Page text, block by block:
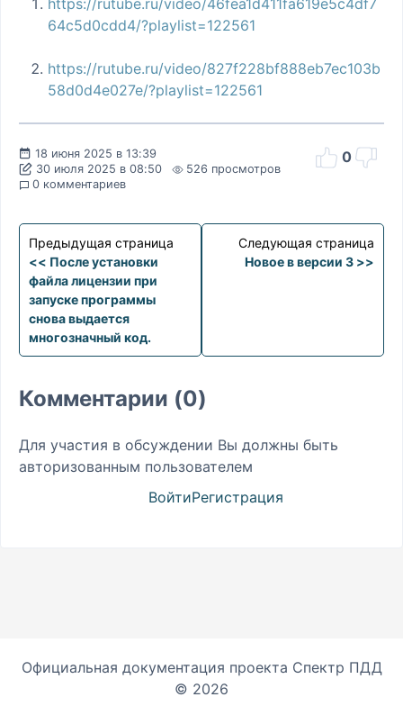
https://rutube.ru/video/46fea1d411fa619e5c4df7
64c5d0cdd4/?playlist=122561
https://rutube.ru/video/827f228bf888eb7ec103b
58d0d4e027e/?playlist=122561
18 июня 2025 в 13:39
30 июля 2025 в 08:50
526 просмотров
0 комментариев
0
Предыдущая страница
<< После установки
файла лицензии при
запуске программы
снова выдается
многозначный код.
Следующая страница
Новое в версии 3 >>
Комментарии (0)
Для участия в обсуждении Вы должны быть
авторизованным пользователем
ВойтиРегистрация
Официальная документация проекта Спектр ПДД
© 2026